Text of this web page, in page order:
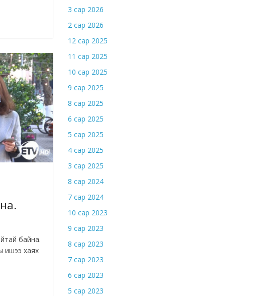
байна.
ишээ хаях
3 сар 2026
2 сар 2026
12 сар 2025
11 сар 2025
10 сар 2025
9 сар 2025
8 сар 2025
6 сар 2025
5 сар 2025
4 сар 2025
3 сар 2025
8 сар 2024
7 сар 2024
10 сар 2023
9 сар 2023
8 сар 2023
7 сар 2023
6 сар 2023
5 сар 2023